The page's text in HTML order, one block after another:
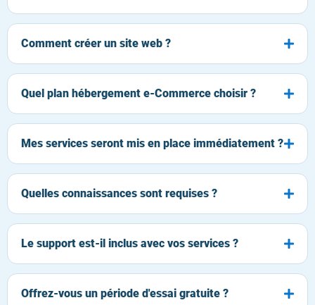
Comment créer un site web ?
Quel plan hébergement e-Commerce choisir ?
Mes services seront mis en place immédiatement ?
Quelles connaissances sont requises ?
Le support est-il inclus avec vos services ?
Offrez-vous un période d'essai gratuite ?